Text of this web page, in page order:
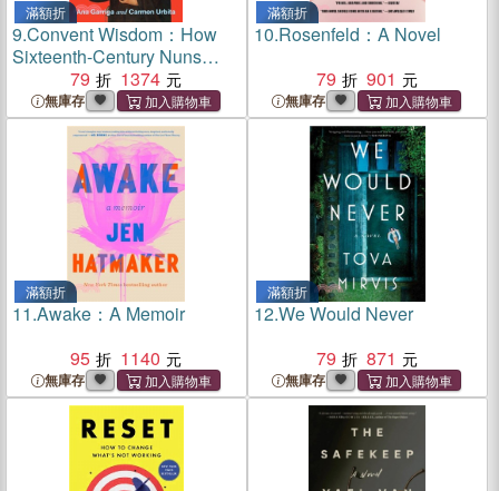
滿額折
9.Convent Wisdom：How
Sixteenth-Century Nuns
Could Save Your Twenty-
First-Century Life
79 1374
無庫存
滿額折
10.Rosenfeld：A Novel
79
901
無庫存
滿額折
11.Awake：A Memoir
95
1140
無庫存
滿額折
12.We Would Never
79
871
無庫存